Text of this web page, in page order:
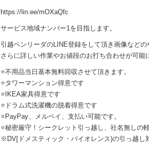
https://lin.ee/mOXaQfc
サービス地域ナンバー1を目指します。
引越ベンリーダのLINE登録をして頂き画像などの
さらに詳しい作業やお値段のお打ち合わせが可能
⭐️不用品当日基本無料回収させて頂きます。
⭐️タワーマンション得意です
⭐️IKEA家具得意です
⭐️ドラム式洗濯機の脱着得意です
⭐️PayPay、メルペイ、支払い可能です。
⭐️秘密厳守！シークレット引っ越し、社名無しの
※DV[ドメスティック・バイオレンス)の引っ越し